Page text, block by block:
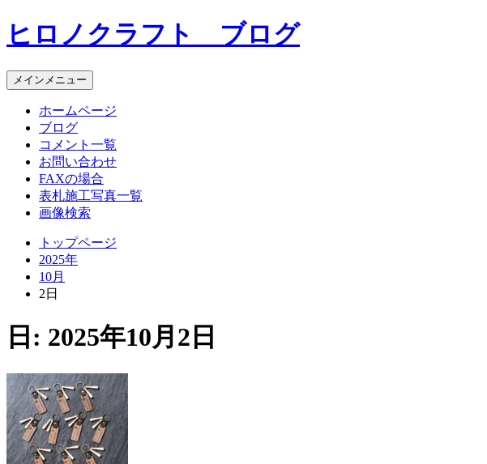
コ
ン
ン
ツ
ヒロノクラフト ブログ
メインメニュー
ホームページ
ブログ
コメント一覧
お問い合わせ
FAXの場合
表札施工写真一覧
画像検索
トップページ
2025年
10月
2日
日: 2025年10月2日